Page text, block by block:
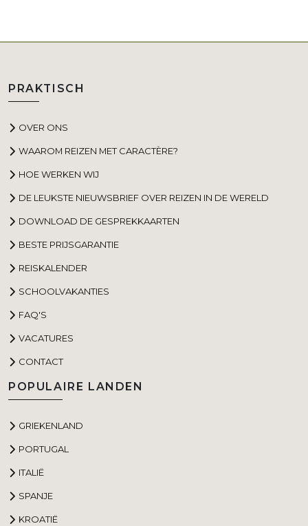
PRAKTISCH
OVER ONS
WAAROM REIZEN MET CARACTÈRE?
HOE WERKEN WIJ
DE LEUKSTE NIEUWSBRIEF OVER REIZEN IN DE WERELD
DOWNLOAD DE GESPREKKAARTEN
BESTE PRIJSGARANTIE
REISKALENDER
SCHOOLVAKANTIES
FAQ'S
VACATURES
CONTACT
POPULAIRE LANDEN
GRIEKENLAND
PORTUGAL
ITALIË
SPANJE
KROATIË